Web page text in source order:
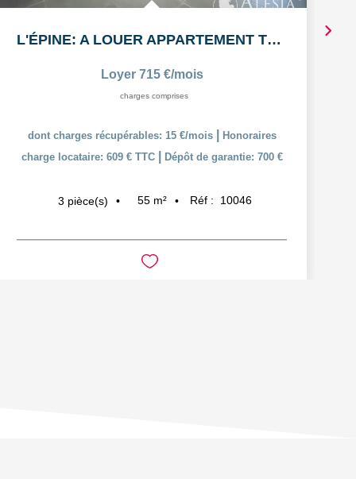
L'ÉPINE: A LOUER APPARTEMENT T3 55,38m² AVEC COUR ET PLACE...
Loyer 715 €/mois
charges comprises
dont charges récupérables: 15 €/mois
Honoraires
charge locataire: 609 € TTC
Dépôt de garantie: 700 €
3 pièce(s) 55 m² Réf : 10046